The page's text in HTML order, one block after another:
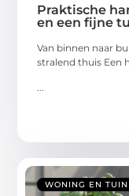
Praktische
en een fijne
Van binnen naar
stralend thuis Een
...
WONING EN TUIN